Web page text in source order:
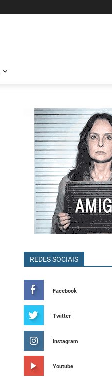
REDES SOCIAIS
Facebook
Twitter
Instagram
Youtube